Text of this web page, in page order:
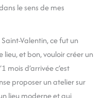
le sens de mes
Valentin, ce fut un
et bon, vouloir créer un
mois d’arrivée c’est
proposer un atelier sur
lieu moderne et qui